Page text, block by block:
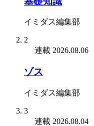
イミダス編集部
2
連載 2026.08.06
ゾス
イミダス編集部
3
連載 2026.08.04